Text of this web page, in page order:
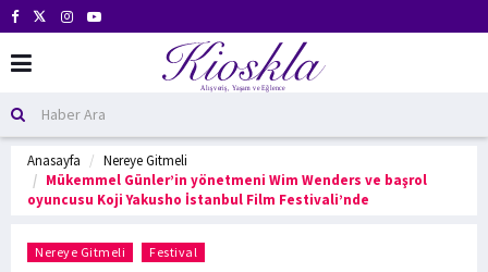
Anasayfa
Nereye Gitmeli
Mükemmel Günler’in yönetmeni Wim Wenders ve başrol
oyuncusu Koji Yakusho İstanbul Film Festivali’nde
Nereye Gitmeli Festival